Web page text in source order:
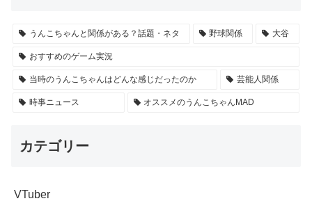
うんこちゃんと関係がある？話題・ネタ 野球関係 大谷
おすすめのゲーム実況
当時のうんこちゃんはどんな感じだったのか 芸能人関係
時事ニュース オススメのうんこちゃんMAD
カテゴリー
VTuber